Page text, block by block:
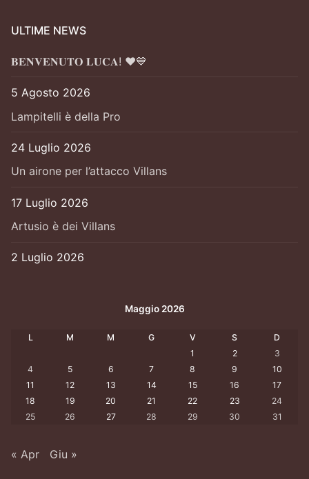
ULTIME NEWS
𝐁𝐄𝐍𝐕𝐄𝐍𝐔𝐓𝐎 𝐋𝐔𝐂𝐀! ❤️💙
5 Agosto 2026
Lampitelli è della Pro
24 Luglio 2026
Un airone per l’attacco Villans
17 Luglio 2026
Artusio è dei Villans
2 Luglio 2026
Maggio 2026
L M M G V S
D
1
2
3
4
5 6 7 8 9
10
11
12 13 14 15 16
17
18
19 20 21 22 23
24
25
26 27 28 29 30 31
« Apr Giu »